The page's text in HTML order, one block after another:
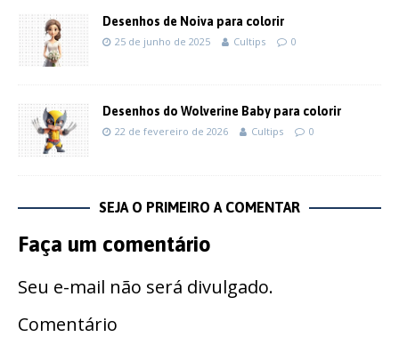
Desenhos de Noiva para colorir
25 de junho de 2025 Cultips 0
Desenhos do Wolverine Baby para colorir
22 de fevereiro de 2026 Cultips 0
SEJA O PRIMEIRO A COMENTAR
Faça um comentário
Seu e-mail não será divulgado.
Comentário